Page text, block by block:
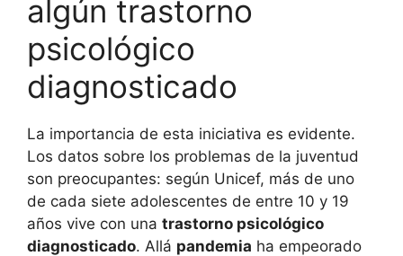
algún trastorno
psicológico
diagnosticado
La importancia de esta iniciativa es evidente.
Los datos sobre los problemas de la juventud
son preocupantes: según Unicef, más de uno
de cada siete adolescentes de entre 10 y 19
años vive con una trastorno psicológico
diagnosticado. Allá pandemia ha empeorado